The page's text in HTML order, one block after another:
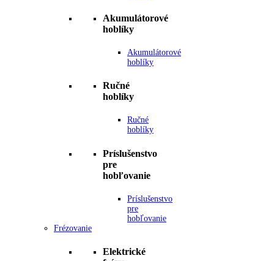
Akumulátorové
hoblíky
Akumulátorové
hoblíky
Ručné
hoblíky
Ručné
hoblíky
Príslušenstvo
pre
hobľovanie
Príslušenstvo
pre
hobľovanie
Frézovanie
Elektrické